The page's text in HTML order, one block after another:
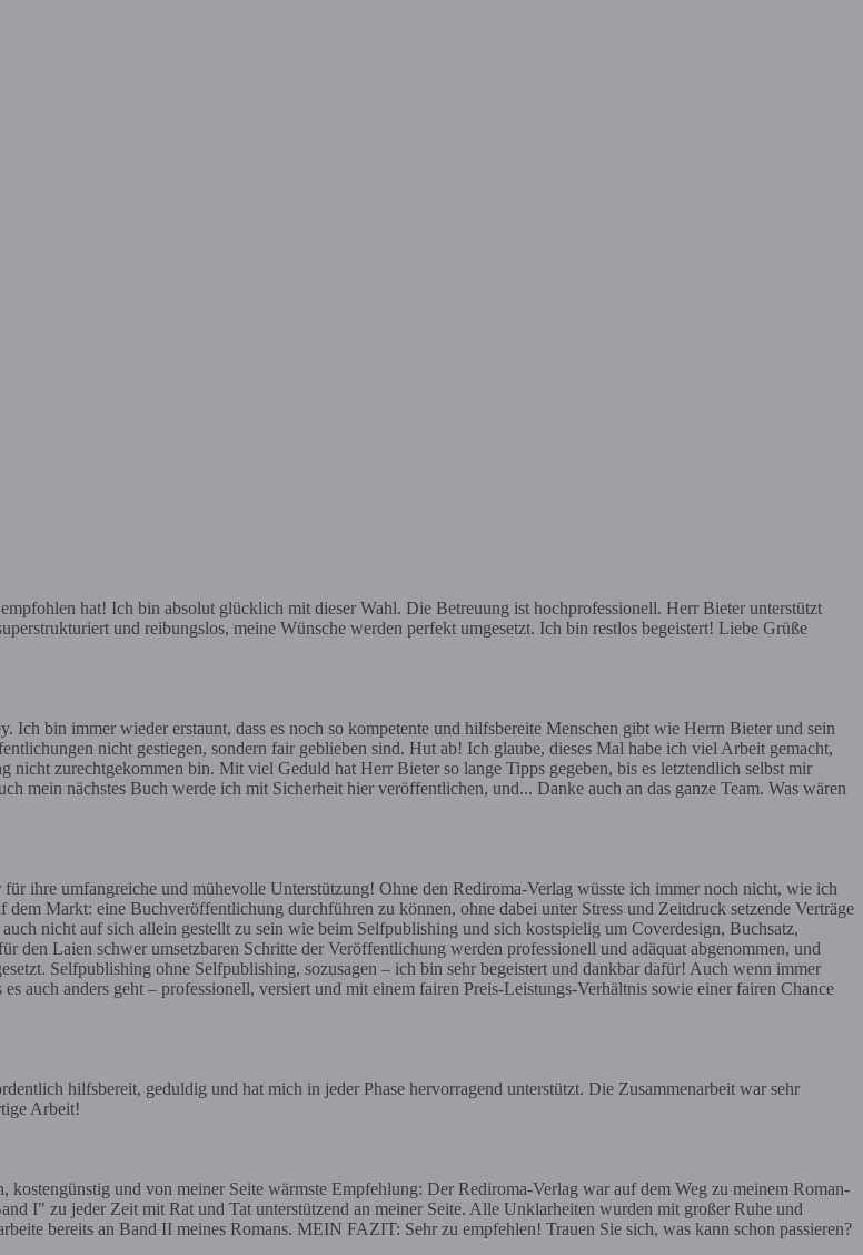
hat! Ich bin absolut glücklich mit dieser Wahl. Die Betreuung ist hochprofessionell. Herr Bieter unterstützt
und reibungslos, meine Wünsche werden perfekt umgesetzt. Ich bin restlos begeistert! Liebe Grüße
bin immer wieder erstaunt, dass es noch so kompetente und hilfsbereite Menschen gibt wie Herrn Bieter und sein
nicht gestiegen, sondern fair geblieben sind. Hut ab! Ich glaube, dieses Mal habe ich viel Arbeit gemacht,
zurechtgekommen bin. Mit viel Geduld hat Herr Bieter so lange Tipps gegeben, bis es letztendlich selbst mir
mein nächstes Buch werde ich mit Sicherheit hier veröffentlichen, und... Danke auch an das ganze Team. Was wären
ihre umfangreiche und mühevolle Unterstützung! Ohne den Rediroma-Verlag wüsste ich immer noch nicht, wie ich
Markt: eine Buchveröffentlichung durchführen zu können, ohne dabei unter Stress und Zeitdruck setzende Verträge
nicht auf sich allein gestellt zu sein wie beim Selfpublishing und sich kostspielig um Coverdesign, Buchsatz,
den Laien schwer umsetzbaren Schritte der Veröffentlichung werden professionell und adäquat abgenommen, und
Selfpublishing ohne Selfpublishing, sozusagen – ich bin sehr begeistert und dankbar dafür! Auch wenn immer
auch anders geht – professionell, versiert und mit einem fairen Preis-Leistungs-Verhältnis sowie einer fairen Chance
hilfsbereit, geduldig und hat mich in jeder Phase hervorragend unterstützt. Die Zusammenarbeit war sehr
Arbeit!
und von meiner Seite wärmste Empfehlung: Der Rediroma-Verlag war auf dem Weg zu meinem Roman-
I" zu jeder Zeit mit Rat und Tat unterstützend an meiner Seite. Alle Unklarheiten wurden mit großer Ruhe und
bereits an Band II meines Romans. MEIN FAZIT: Sehr zu empfehlen! Trauen Sie sich, was kann schon passieren?